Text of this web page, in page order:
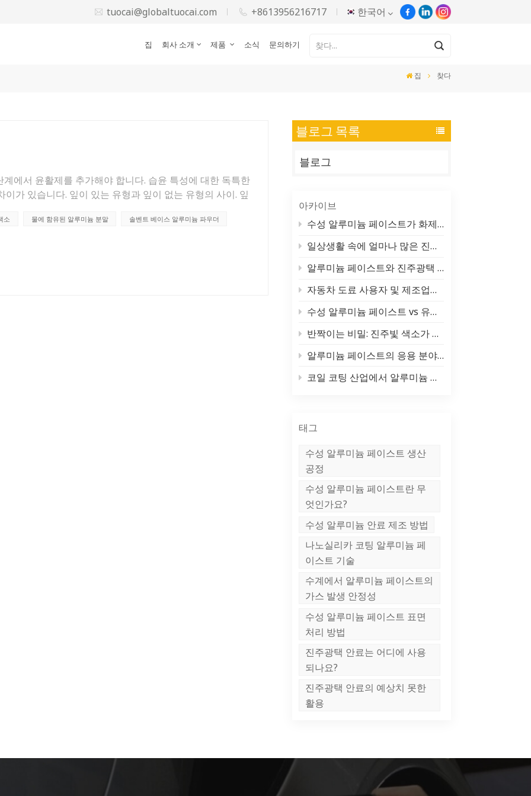
tuocai@globaltuocai.com +8613956216717 한국어
Español
Português
Tiếng Việt
بالعربية
中文
집 회사 소개 제품 소식 문의하기
집 찾다
블로그 목록
블로그
아카이브
수성 알루미늄 페이스트가 화제가 되는 이유 (그리고 실제로 만드는 방법)
일상생활 속에 얼마나 많은 진주빛 색소가 숨어 있는지 상상도 못 하실 거예요.
알루미늄 페이스트와 진주광택 안료의 진정한 차이점 (그리고 각각을 사용해야 할 때)
자동차 도료 사용자 및 제조업체라면 반드시 봐야 할 자료! 도료 종류 및 핵심 원료(알루미늄 실버 페이스트/펄 파우더)에 대한 종합 분석
수성 알루미늄 페이스트 vs 유성 알루미늄 페이스트: 장점, 단점 및 적용 분야
반짝이는 비밀: 진주빛 색소가 빛나는 곳 ✨
알루미늄 페이스트의 응용 분야 및 활용 영역
코일 코팅 산업에서 알루미늄 페이스트의 응용 분야
태그
수성 알루미늄 페이스트 생산
공정
수성 알루미늄 페이스트란 무
엇인가요?
수성 알루미늄 안료 제조 방법
나노실리카 코팅 알루미늄 페
이스트 기술
수계에서 알루미늄 페이스트의
가스 발생 안정성
수성 알루미늄 페이스트 표면
처리 방법
진주광택 안료는 어디에 사용
되나요?
진주광택 안료의 예상치 못한
활용
에서 윤활제를 추가해야 합니다. 습윤 특성에 대한 독특한
가 있습니다. 잎이 있는 유형과 잎이 없는 유형의 사이. 잎
극성 용매 또는 결합제가 있는 페인트 시스템에서는 잎 모
"익사"하고 변합니다. 잎이 없는 안료. 이 가능성은 반드시
한 경우 특수한 잎 안정화 안료를 사용해야 합니다. 잎이
이나 습윤제를 첨가하여 만들어집니다. 잎 모양의 색소를 사
정에 직접 사용합니다. 잎이 없는 안료는 완전히 젖어 페인
소 물에 함유된 알루미늄 분말
솔벤트 베이스 알루미늄 파우더